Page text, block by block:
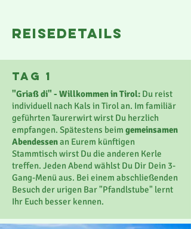
reisedetails
Tag 1
"Griaß di" - Willkommen in Tirol: Du reist
individuell nach Kals in Tirol an. Im familiär
geführten Taurerwirt wirst Du herzlich
empfangen. Spätestens beim gemeinsamen
Abendessenan Eurem künftigen
Stammtisch wirst Du die anderen Kerle
treffen. Jeden Abend wählst Du Dir Dein 3-
Gang-Menü aus. Bei einem abschließenden
Besuch der urigen Bar "Pfandlstube" lernt
Ihr Euch besser kennen.